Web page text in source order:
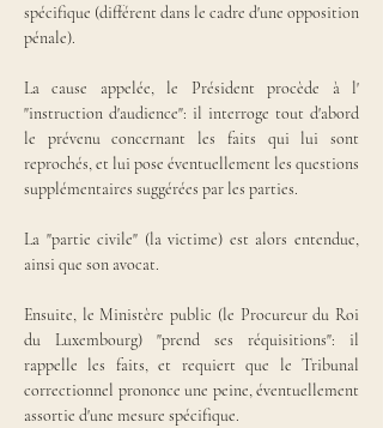
spécifique (différent dans le cadre d'une opposition
pénale).
La cause appelée, le Président procède à l'
"instruction d'audience": il interroge tout d'abord
le prévenu concernant les faits qui lui sont
reprochés, et lui pose éventuellement les questions
supplémentaires suggérées par les parties.
La "partie civile" (la victime) est alors entendue,
ainsi que son avocat.
Ensuite, le Ministère public (le Procureur du Roi
du Luxembourg) "prend ses réquisitions": il
rappelle les faits, et requiert que le Tribunal
correctionnel prononce une peine, éventuellement
assortie d'une mesure spécifique.